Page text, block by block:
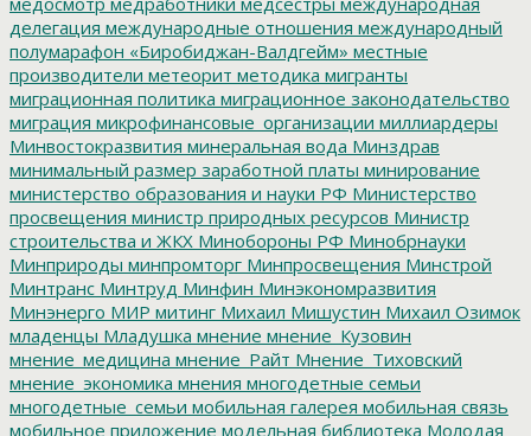
делегация международные отношения международный
полумарафон «Биробиджан-Валдгейм» местные
производители метеорит методика мигранты
миграционная политика миграционное законодательство
миграция микрофинансовые_организации миллиардеры
Минвостокразвития минеральная вода Минздрав
минимальный размер заработной платы минирование
министерство образования и науки РФ Министерство
просвещения министр природных ресурсов Министр
строительства и ЖКХ Минобороны РФ Минобрнауки
Минприроды минпромторг Минпросвещения Минстрой
Минтранс Минтруд Минфин Минэкономразвития
Минэнерго МИР митинг Михаил Мишустин Михаил Озимок
младенцы Младушка мнение мнение_Кузовин
мнение_медицина мнение_Райт Мнение_Тиховский
мнение_экономика мнения многодетные семьи
многодетные_семьи мобильная галерея мобильная связь
мобильное приложение модельная библиотека Молодая